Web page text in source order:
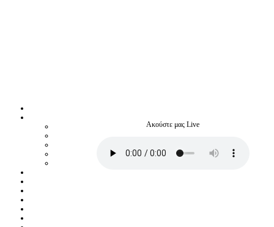
Ακούστε μας Live